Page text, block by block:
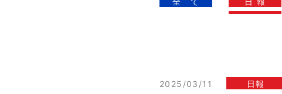
2025/03/11 日報